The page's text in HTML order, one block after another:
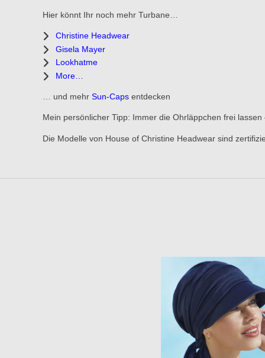
Hier könnt Ihr noch mehr Turbane…
Christine Headwear
Gisela Mayer
Lookhatme
More…
… und mehr Sun-Capsentdecken
Mein persönlicher Tipp: Immer die Ohrläppchen frei
Die Modelle von House of Christine Headwear sind